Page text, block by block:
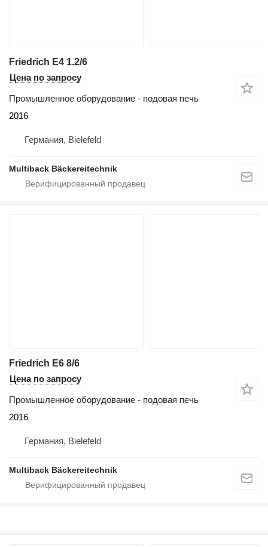
Friedrich E4 1.2/6
Цена по запросу
Промышленное оборудование - подовая печь
2016
Германия, Bielefeld
Multiback Bäckereitechnik
Friedrich E6 8/6
Цена по запросу
Промышленное оборудование - подовая печь
2016
Германия, Bielefeld
Multiback Bäckereitechnik